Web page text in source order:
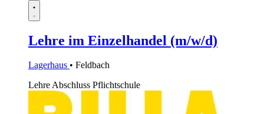
Lehre im Einzelhandel (m/w/d)
Lagerhaus • Feldbach
LehreAbschluss Pflichtschule